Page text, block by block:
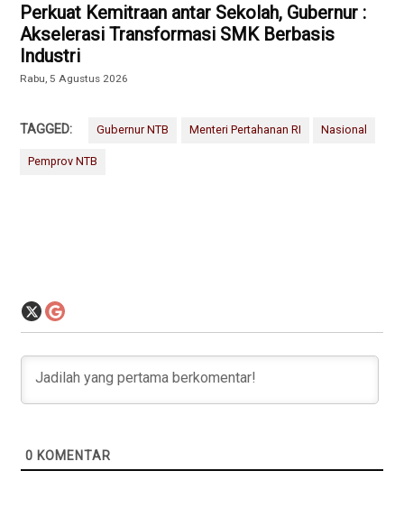
Perkuat Kemitraan antar Sekolah, Gubernur :
Akselerasi Transformasi SMK Berbasis
Industri
Rabu, 5 Agustus 2026
TAGGED: Gubernur NTB Menteri Pertahanan RI Nasional
Pemprov NTB
0 KOMENTAR